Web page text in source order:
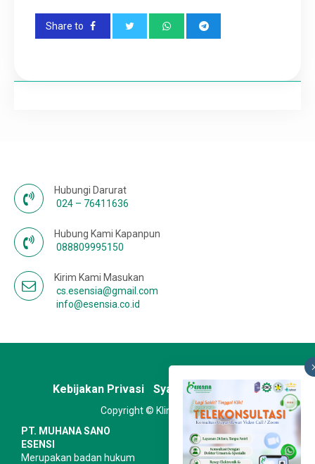
Share to
Hubungi Darurat
024 – 76411636
Hubung Kami Kapanpun
088809995150
Kirim Kami Masukan
cs.esensia@gmail.com
info@esensia.co.id
Kebijakan Privasi Syarat & Ketentuan
Copyright © Klinik Esensia
PT. MUHANA SANO
ESENSI
Merupakan badan hukum